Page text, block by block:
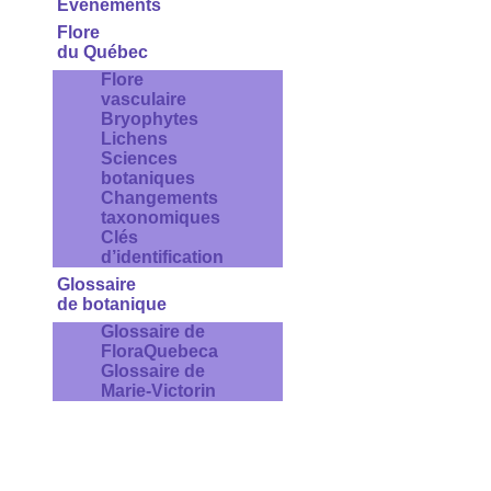
Évènements
Flore
du Québec
Flore
vasculaire
Bryophytes
Lichens
Sciences
botaniques
Changements
taxonomiques
Clés
d’identification
Glossaire
de botanique
Glossaire de
FloraQuebeca
Glossaire de
Marie-Victorin